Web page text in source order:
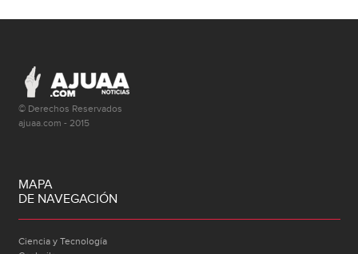
© Derechos Reservados
ajuaa.com - 2015
MAPA
DE NAVEGACIÓN
Ciencia y Tecnología